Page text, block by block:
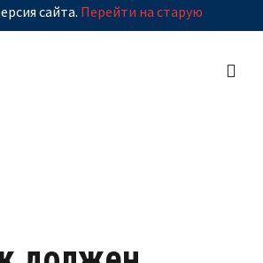
сайта. Перейти на старую